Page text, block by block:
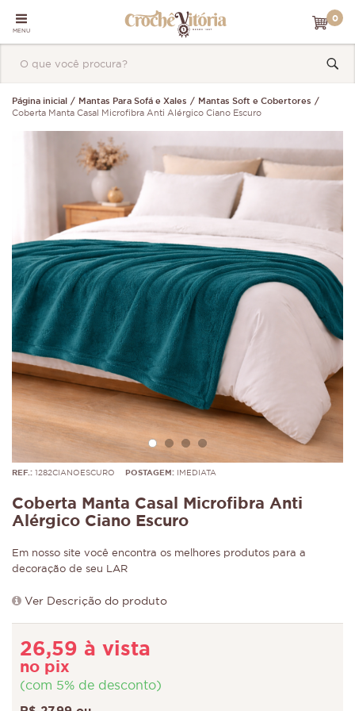
MENU
0
Página inicial Mantas Para Sofá e Xales
Mantas Soft e Cobertores
Coberta Manta Casal Microfibra Anti Alérgico Ciano Escuro
REF.: 1282CIANOESCURO POSTAGEM: IMEDIATA
Coberta Manta Casal Microfibra Anti
Alérgico Ciano Escuro
Em nosso site você encontra os melhores produtos para a
decoração de seu LAR
Ver Descrição do produto
26,59 à vista
no pix
(com 5% de desconto)